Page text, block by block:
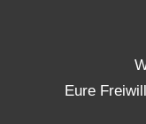
Eure